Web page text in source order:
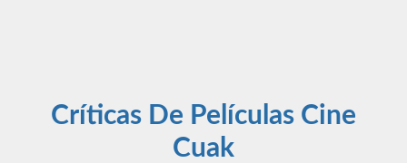
Críticas De Películas Cine
Cuak